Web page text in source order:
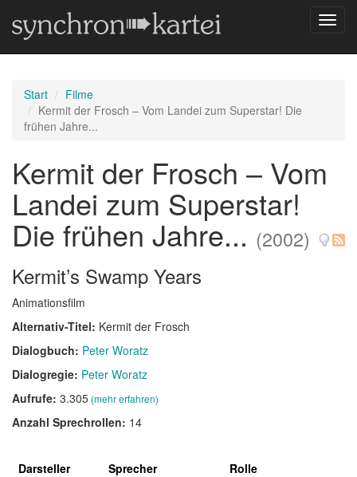
Start
Filme
Kermit der Frosch – Vom Landei zum Superstar! Die
frühen Jahre...
Kermit der Frosch – Vom
Landei zum Superstar!
Die frühen Jahre... (2002)
Kermit’s Swamp Years
Animationsfilm
Alternativ-Titel: Kermit der Frosch
Dialogbuch: Peter Woratz
Dialogregie: Peter Woratz
Aufrufe: 3.305(mehr erfahren)
Anzahl Sprechrollen: 14
Darsteller Sprecher
Rolle